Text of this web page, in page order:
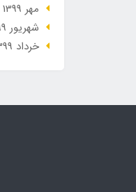
مهر 1399
شهریور 1399
خرداد 1399